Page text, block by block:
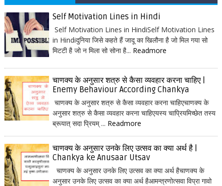
Self Motivation Lines in Hindi
Self Motivation Lines in HindiSelf Motivation Lines
in Hindiदुनिया जिसे कहते हैं जादू का खिलौना है जो मिल गया सो
मिटटी है जो न मिला सो सोना है... Readmore
चाणक्य के अनुसार शत्रु से कैसा व्यवहार करना चाहिए |
Enemy Behaviour According Chankya
चाणक्य के अनुसार शत्रु से कैसा व्यवहार करना चाहिएचाणक्य के
अनुसार शत्रु से कैसा व्यवहार करना चाहिएयस्य चाप्रियमिच्छेत तस्य
ब्रूयात् सदा प्रियम् ... Readmore
चाणक्य के अनुसार उनके लिए उत्सव का क्या अर्थ है |
Chankya ke Anusaar Utsav
चाणक्य के अनुसार उनके लिए उत्सव का क्या अर्थ हैचाणक्य के
अनुसार उनके लिए उत्सव का क्या अर्थ हैआमन्त्रणोत्सवा विप्रा गावो